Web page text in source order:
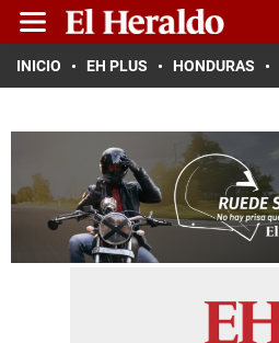
INICIO EH PLUS HONDURAS